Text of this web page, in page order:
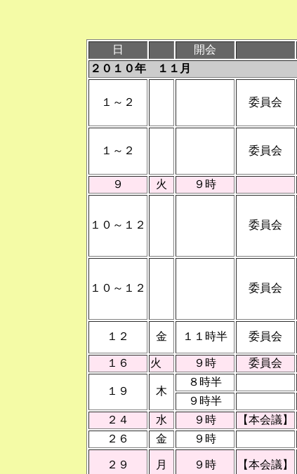
日
開会
２０１０年 １１月
１～２ 委員会
１～２ 委員会
９
火 ９時
１０～１２ 委員会
１０～１２ 委員会
１２ 金 １１時半 委員会
１６
火 ９時 委員会
１９ 木
８時半
９時半
２４
水 ９時 【本会議】
２６
金 ９時
２９ 月 ９時 【本会議】